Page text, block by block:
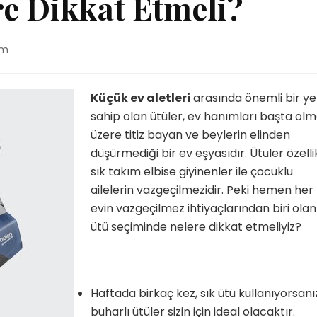
Küçük ev aletleri arasında önemli bir
sahip olan ütüler, ev hanımları başta
üzere titiz bayan ve beylerin elinden
düşürmediği bir ev eşyasıdır. Ütüler
sık takım elbise giyinenler ile çocuklu
ailelerin vazgeçilmezidir. Peki hemen her
evin vazgeçilmez ihtiyaçlarından biri olan
ütü seçiminde nelere dikkat etmeliyiz?
Haftada birkaç kez, sık ütü
buharlı ütüler sizin için ideal olacaktır.